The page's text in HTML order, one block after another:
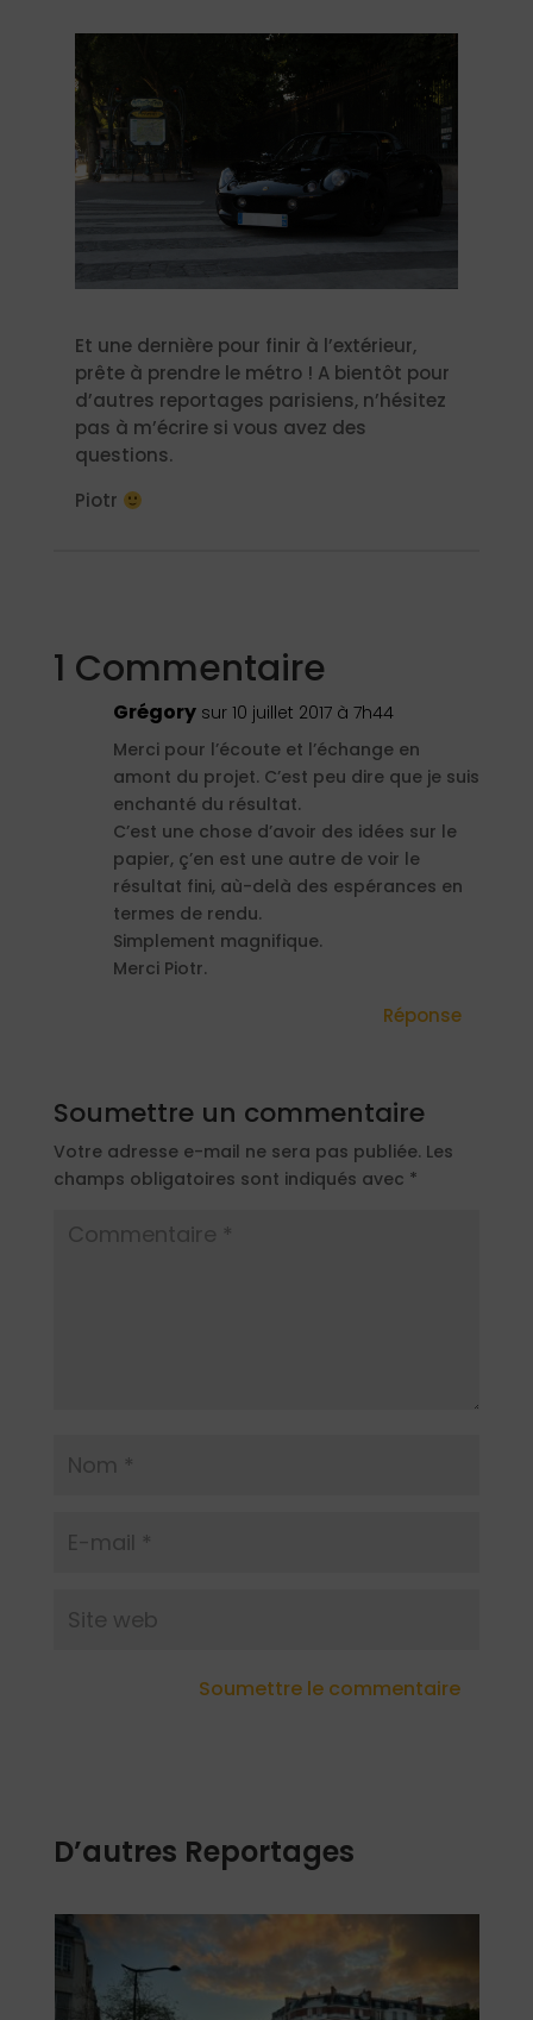
Et une dernière pour finir à l’extérieur,
prête à prendre le métro ! A bientôt pour
d’autres reportages parisiens, n’hésitez
pas à m’écrire si vous avez des
questions.
Piotr
1 Commentaire
Grégory sur 10 juillet 2017 à 7h44
Merci pour l’écoute et l’échange en
amont du projet. C’est peu dire que je suis
enchanté du résultat.
C’est une chose d’avoir des idées sur le
papier, ç’en est une autre de voir le
résultat fini, aù-delà des espérances en
termes de rendu.
Simplement magnifique.
Merci Piotr.
Réponse
Soumettre un commentaire
Votre adresse e-mail ne sera pas publiée. Les
champs obligatoires sont indiqués avec *
Soumettre le commentaire
D’autres Reportages